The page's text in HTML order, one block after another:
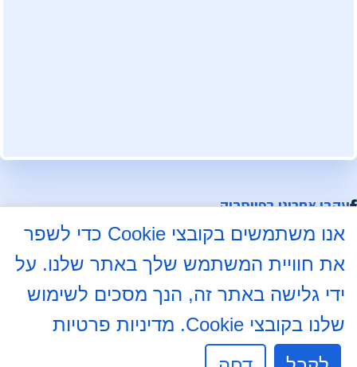
עקבו אחרינו בפייסבוק
08-6204000
08-6237234
info@mdb7.co.il
אנו משתמשים בקובצי Cookie כדי לשפר
את חוויית המשתמש שלך באתר שלנו. על
ידי גלישה באתר זה, הנך מסכים לשימוש
שלנו בקובצי Cookie.
מדיניות פרטיות